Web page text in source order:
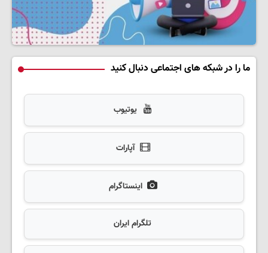
ما را در شبکه های اجتماعی دنبال کنید
یوتیوب
آپارات
اینستاگرام
تلگرام ایران